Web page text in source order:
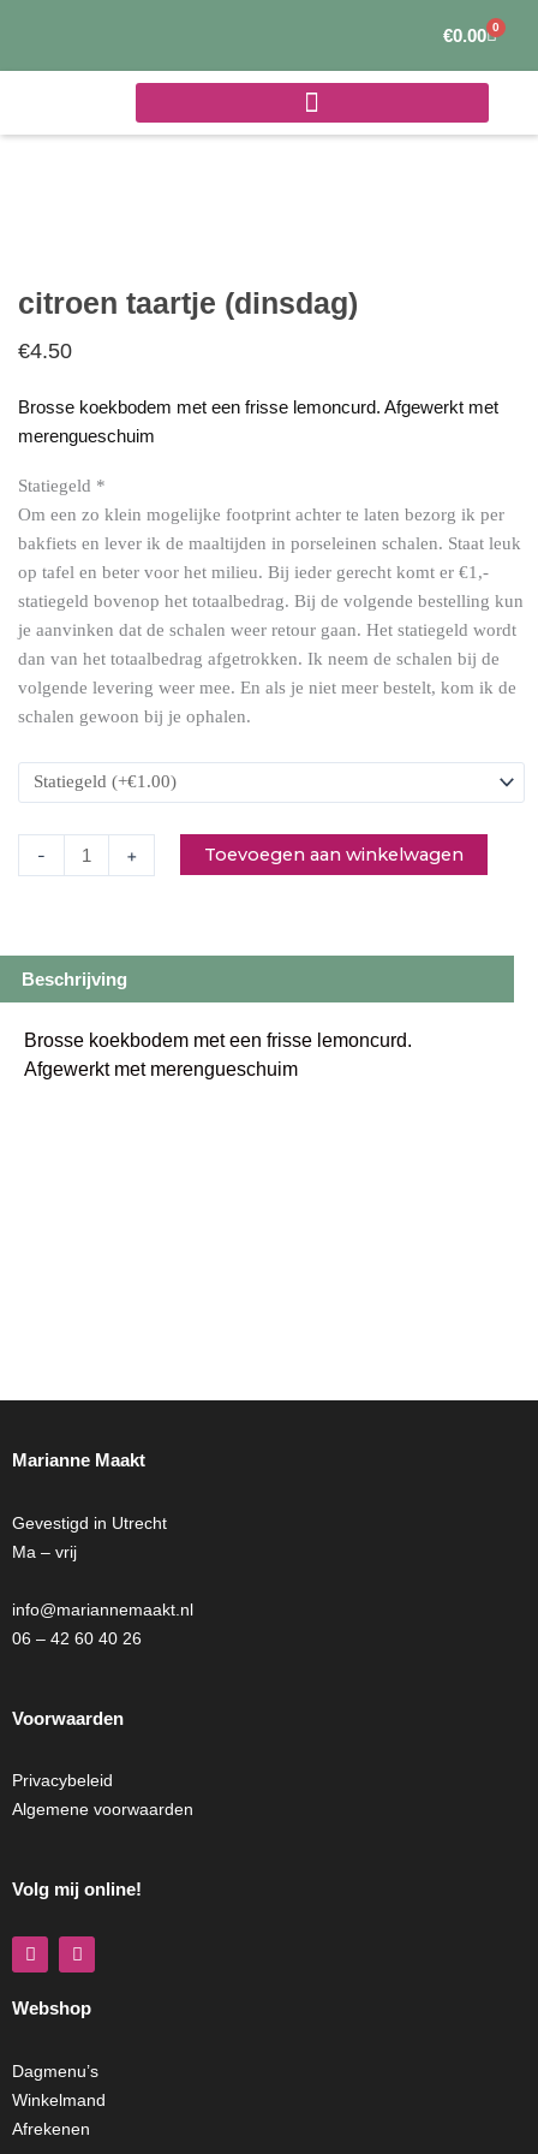
de
€0.00 0
citroen taartje (dinsdag)
€4.50
Brosse koekbodem met een frisse lemoncurd. Afgewerkt met
merengueschuim
Statiegeld *
Om een zo klein mogelijke footprint achter te laten bezorg ik per
bakfiets en lever ik de maaltijden in porseleinen schalen. Staat leuk
op tafel en beter voor het milieu. Bij ieder gerecht komt er €1,-
statiegeld bovenop het totaalbedrag. Bij de volgende bestelling kun
je aanvinken dat de schalen weer retour gaan. Het statiegeld wordt
dan van het totaalbedrag afgetrokken. Ik neem de schalen bij de
volgende levering weer mee. En als je niet meer bestelt, kom ik de
schalen gewoon bij je ophalen.
-
citroen
taartje
(dinsdag)
aantal
+ Toevoegen aan winkelwagen
Beschrijving
Brosse koekbodem met een frisse lemoncurd.
Afgewerkt met merengueschuim
Marianne Maakt
Gevestigd in Utrecht
Ma – vrij
info@mariannemaakt.nl
06 – 42 60 40 26
Voorwaarden
Privacybeleid
Algemene voorwaarden
Volg mij online!
F
a
c
e
b
k
I
n
s
a
a
Webshop
Dagmenu’s
Winkelmand
Afrekenen